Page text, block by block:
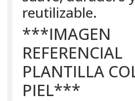
reutilizable.
***IMAGEN
REFERENCIAL
PLANTILLA
PIEL***